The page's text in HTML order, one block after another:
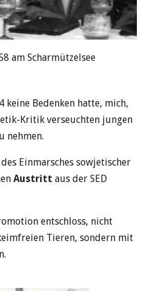
am Scharmützelsee
keine Bedenken hatte, mich,
Kritik verseuchten jungen
nehmen.
Einmarsches sowjetischer
Austritt aus der SED
entschloss, nicht
Tieren, sondern mit